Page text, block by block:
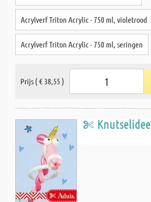
Acrylverf Triton Acrylic - 750 ml, violetrood
Acrylverf Triton Acrylic - 750 ml, seringen
Prijs ( € 38,55 )
Knutselidee